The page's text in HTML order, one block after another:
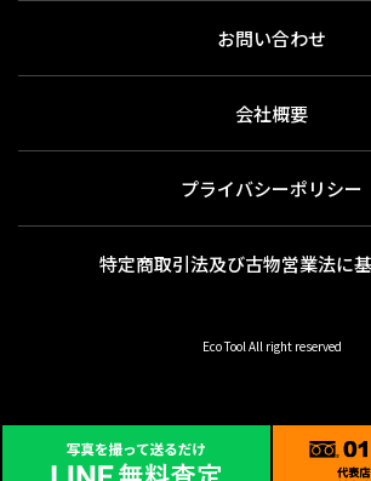
お問い合わせ
会社概要
プライバシーポリシー
特定商取引法及び古物営業法に
Eco Tool All right reserved